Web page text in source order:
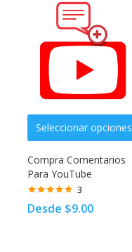
Seleccionar opciones
Compra Comentarios
Para YouTube
5.00de 5
3
Desde $9.00